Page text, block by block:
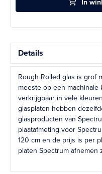
Details
Rough Rolled glas is grof
meeste op een
verkrijgbaar in vele
glasplaten hebben
glasproducten van
plaatafmeting voor
120 cm en de prijs is per
platen Spectrum afnemen